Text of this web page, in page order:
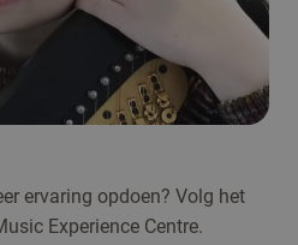
ervaring opdoen? Volg het
Experience Centre.